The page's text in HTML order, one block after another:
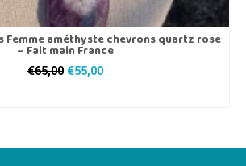
Femme améthyste chevrons quartz rose
– Fait main France
€65,00 Le
€55,00Le